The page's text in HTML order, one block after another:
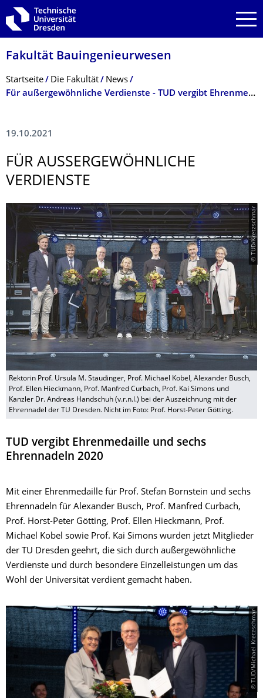
Zur Hauptnavigation springen
Zur Suche springen
Zum Inhalt springen
Fakultät Bauingenieurwesen
Breadcrumb-Menü
Startseite Die Fakultät
News
Für außergewöhnliche Verdienste - TUD vergibt Ehrenmedaille und sechs Ehrennadeln 2020
19.10.2021
FÜR AUSSERGEWÖHNLI­CHE V
ERDIENSTE
© TUD/Kretzschmar
Rektorin Prof. Ursula M. Staudinger, Prof. Michael Kobel, Alexander Busch,
Prof. Ellen Hieckmann, Prof. Manfred Curbach, Prof. Kai Simons und
Kanzler Dr. Andreas Handschuh (v.r.n.l.) bei der Auszeichnung mit der
Ehrennadel der TU Dresden. Nicht im Foto: Prof. Horst-Peter Götting.
TUD vergibt Ehrenmedaille und sechs
Ehrennadeln 2020
Mit einer Ehrenmedaille für Prof. Stefan Bornstein und sechs
Ehrennadeln für Alexander Busch, Prof. Manfred Curbach,
Prof. Horst-Peter Götting, Prof. Ellen Hieckmann, Prof.
Michael Kobel sowie Prof. Kai Simons wurden jetzt Mitglieder
der TU Dresden geehrt, die sich durch außergewöhnliche
Verdienste und durch besondere Einzelleistungen um das
Wohl der Universität verdient gemacht haben.
© TUD/Michael Kretzschmar